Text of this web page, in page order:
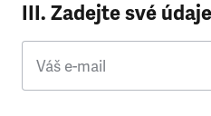
III. Zadejte své údaje
Váš e-mail